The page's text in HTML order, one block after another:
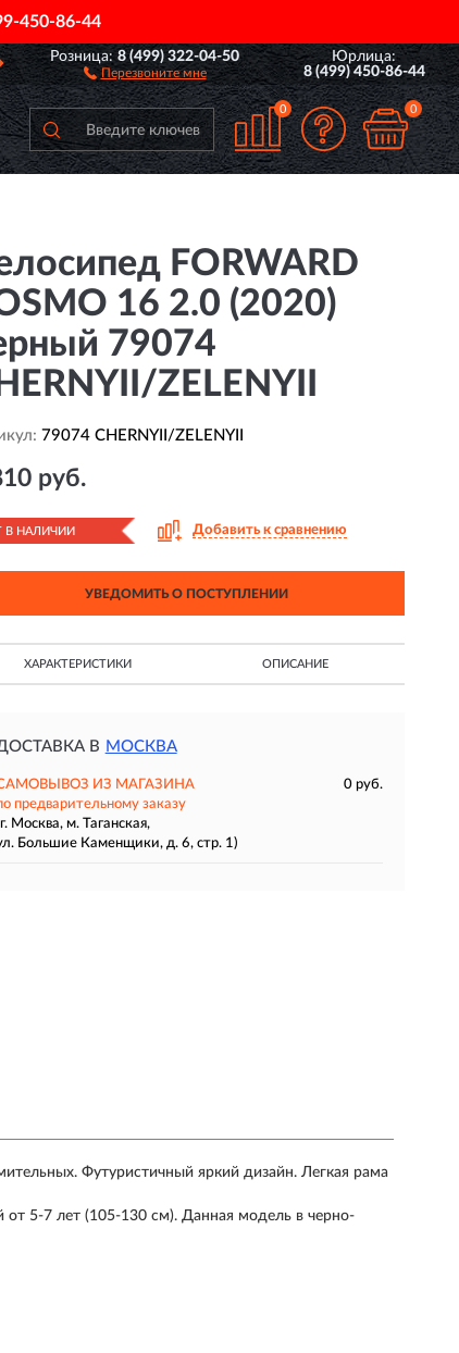
450-86-44
ПОЛНЫЙ
Розница:8 (499) 322-04-50
Перезвоните мне
Юрлица:
8 (499) 450-86-44
0 0
FORWARD
16 2.0 (2020)
79074
ZELENYII
79074 CHERNYII/ZELENYII
руб.
В НАЛИЧИИ Добавить к сравнению
УВЕДОМИТЬ О ПОСТУПЛЕНИИ
ХАРАКТЕРИСТИКИ ОПИСАНИЕ
В МОСКВА
ИЗ МАГАЗИНА
0 руб.
предварительному заказу
Москва, м. Таганская,
Большие Каменщики, д. 6, стр. 1)
Футуристичный яркий дизайн. Легкая рама
от 5-7 лет (105-130 см). Данная модель в черно-